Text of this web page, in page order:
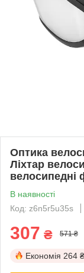
Оптика
Ліхтар
велосипедні
В наявності
Код: z6n5r5u35s
307 ₴ 571 ₴
Економія 264 ₴